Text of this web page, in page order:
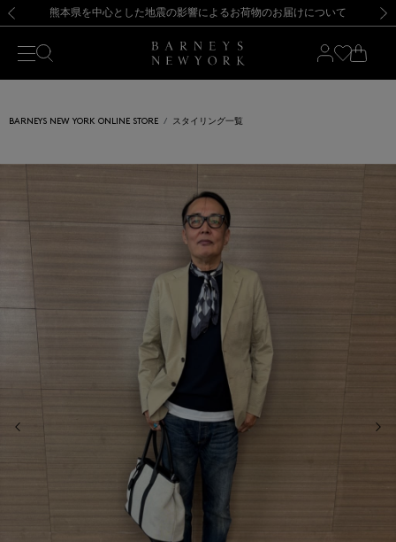
新規登録のお客様も対象！＜MY BARNEYS＞会員のお客様は11,000円（税込）以上のお買上げで常時送料無料！お買い物の際は会員登録を！
【夏季休業に伴う返品・交換承り一時停止のお知らせ】（2026.8.5）
熊本県を中心とした地震の影響によるお荷物のお届けについて
【開催中】SUMMER SALEのご案内・ご注意事項 新規登録のお客様も対象！＜MY BARNEYS＞会員のお客様は11,000円（税込）以上のお買上げで常時送料無料！お買い物の際は会員登録を！
【夏季休業に伴う返品・交換承り一時停止のお知らせ】（2026.8.5）
BARNEYS NEW YORK ONLINE STORE スタイリング一覧